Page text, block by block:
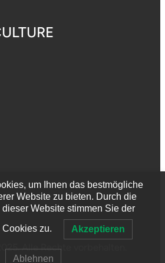
Alle Rechte vorbehalten.
um Ihnen das bestmögliche
Website zu bieten. Durch die
Website stimmen Sie der
zu. Akzeptieren
Ablehnen